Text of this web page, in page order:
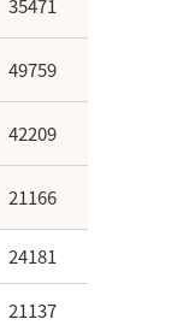
35471
49759
42209
21166
24181
21137